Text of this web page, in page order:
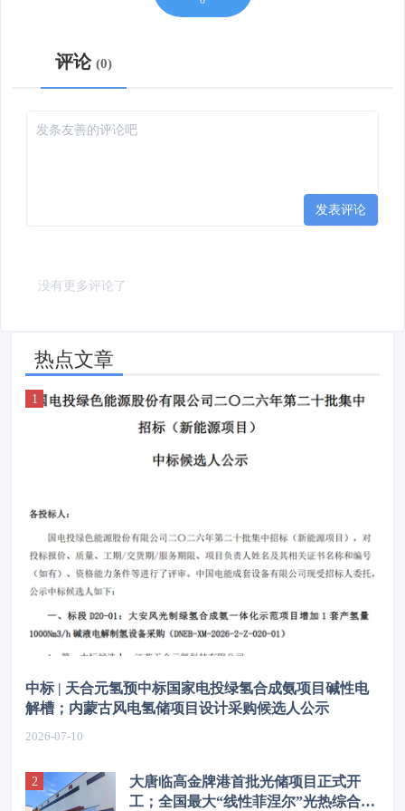
评论 0
发表评论
没有更多评论了
热点文章
中标 | 天合元氢预中标国家电投绿氢合成氨项目碱性电
解槽；内蒙古风电氢储项目设计采购候选人公示
2026-07-10
大唐临高金牌港首批光储项目正式开
工；全国最大“线性菲涅尔”光热综合能